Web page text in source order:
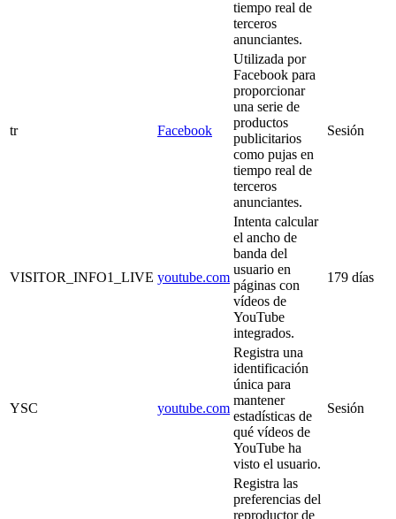
tiempo real de
terceros
anunciantes.
tr Facebook
Utilizada por
Facebook para
proporcionar
una serie de
productos
publicitarios
como pujas en
tiempo real de
terceros
anunciantes.
Sesión
VISITOR_INFO1_LIVE youtube.com
Intenta calcular
el ancho de
banda del
usuario en
páginas con
vídeos de
YouTube
integrados.
179 días
YSC youtube.com
Registra una
identificación
única para
mantener
estadísticas de
qué vídeos de
YouTube ha
visto el usuario.
Sesión
Registra las
preferencias del
reproductor de